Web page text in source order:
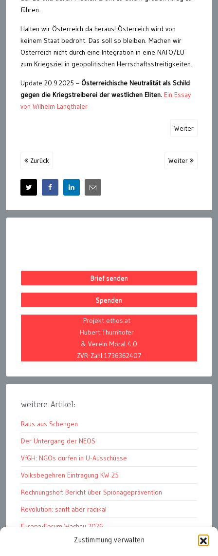
Zustimmung verwalten
führen.
Halten wir Österreich da heraus! Österreich wird von
keinem Staat bedroht. Das soll so bleiben. Machen wir
Österreich nicht durch eine Integration in eine NATO/EU
zum Kriegsziel in geopolitischen Herrschaftsstreitigkeiten.
Update 20.9.2025 – Österreichische Neutralität als Schild
gegen die Kriegstreiberei der westlichen Eliten. Ein Essay
von Wilhelm Langthaler
Weiter
Zurück Weiter
Brief senden
Spenden
Projekt ethos.at
Hubert Thurnhofer
& Verein Moral 4.0
ZVR-Zahl 1736362407
weitere Artikel:
Raus aus Schengen
Der Untergang der NEOS
VfGH: NGOs dürfen in U-Ausschüsse
Volksbegehren Eintragung KW 25
Rechnungshof: Bericht über Spionageprävention
Revolution: sanft aber radikal
Europa-Forum Wachau 2026
Amnesty Report 2025/26